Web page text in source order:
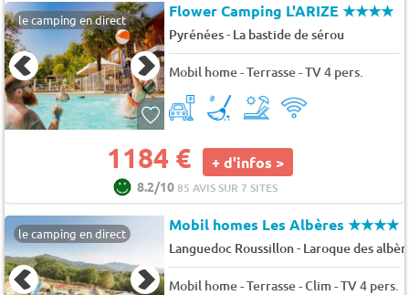
le camping en direct Flower Camping L'ARIZE★★★★
Pyrénées- La bastide de sérou
Mobil home - Terrasse - TV 4 pers.
1184 € + d'infos >
8.2/1085 AVIS SUR 7 SITES
le camping en direct Mobil homes Les Albères★★★★
Languedoc Roussillon- Laroque des
Mobil home - Terrasse - Clim - TV 4 pers.